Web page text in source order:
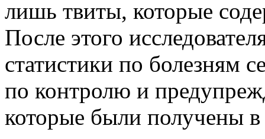
лишь твиты, которые
После этого
статистики по болезням
по контролю и
которые были получены в